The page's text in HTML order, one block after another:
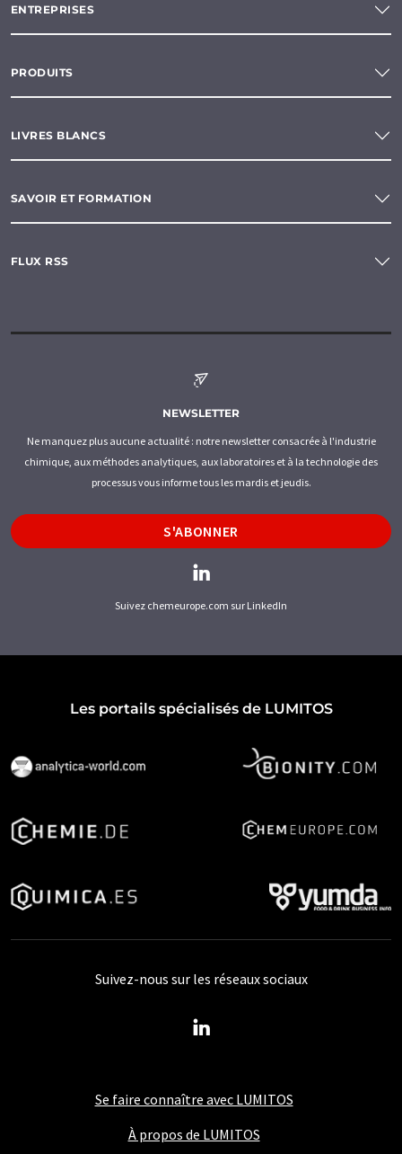
ENTREPRISES
PRODUITS
LIVRES BLANCS
SAVOIR ET FORMATION
FLUX RSS
NEWSLETTER
Ne manquez plus aucune actualité : notre newsletter consacrée à l'industrie
chimique, aux méthodes analytiques, aux laboratoires et à la technologie des
processus vous informe tous les mardis et jeudis.
S'ABONNER
Suivez chemeurope.com sur LinkedIn
Les portails spécialisés de LUMITOS
Se faire connaître avec LUMITOS
À propos de LUMITOS
Suivez-nous sur les réseaux sociaux